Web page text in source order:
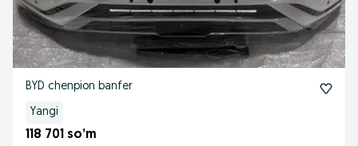
BYD chenpion banfer
Yangi
118 701 so’m